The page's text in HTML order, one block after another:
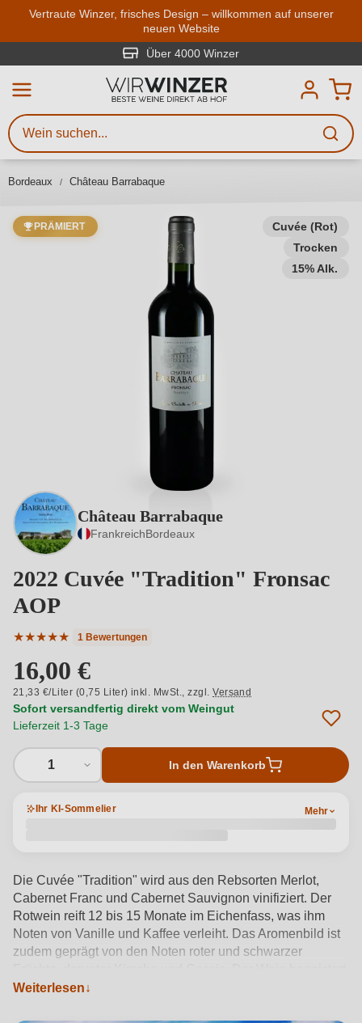
Zum Hauptinhalt springen
Vertraute Winzer, frisches Design – willkommen auf unserer
neuen Website
Über 4000 Winzer
Bordeaux Château Barrabaque
Cuvée (Rot)
Trocken
15% Alk.
PRÄMIERT
Château Barrabaque
FrankreichBordeaux
2022 Cuvée "Tradition" Fronsac
AOP
★★★★★
Durchschnittliche Bewertung von 5 von 5 Sternen
1 Bewertungen
16,00 €
21,33 €/Liter (0,75 Liter) inkl. MwSt.,zzgl.Versand
Sofort versandfertig direkt vom Weingut
Lieferzeit 1-3 Tage
1 In den Warenkorb
Ihr KI-Sommelier Mehr
Die Cuvée "Tradition" wird aus den Rebsorten Merlot,
Cabernet Franc und Cabernet Sauvignon vinifiziert. Der
Rotwein reift 12 bis 15 Monate im Eichenfass, was ihm
Noten von Vanille und Kaffee verleiht. Das Aromenbild ist
zudem geprägt von den Noten roter und schwarzer
vor allem durch seine Eleganz und aromatische
Weiterlesen
Weinsuche
Mindestens 3 Zeichen eingeben
Beschreiben Sie, welchen Wein
Sie suchen – ob nach Geschmack,
Region, Winzer oder anderen